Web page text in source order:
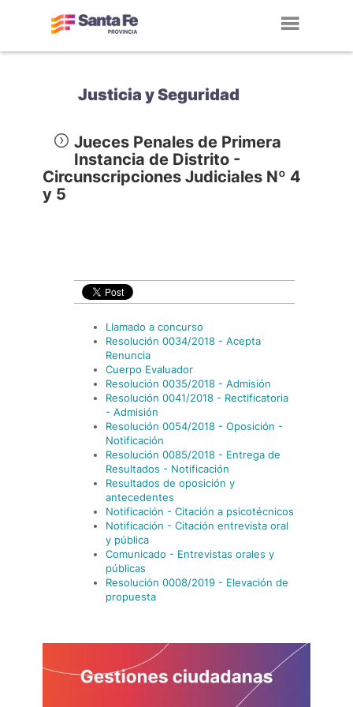
Justicia y Seguridad
Jueces Penales de Primera
Instancia de Distrito -
Circunscripciones Judiciales Nº 4
y 5
Llamado a concurso
Resolución 0034/2018 - Acepta
Renuncia
Cuerpo Evaluador
Resolución 0035/2018 - Admisión
Resolución 0041/2018 - Rectificatoria
- Admisión
Resolución 0054/2018 - Oposición -
Notificación
Resolución 0085/2018 - Entrega de
Resultados - Notificación
Resultados de oposición y
antecedentes
Notificación - Citación a psicotécnicos
Notificación - Citación entrevista oral
y pública
Comunicado - Entrevistas orales y
públicas
Resolución 0008/2019 - Elevación de
propuesta